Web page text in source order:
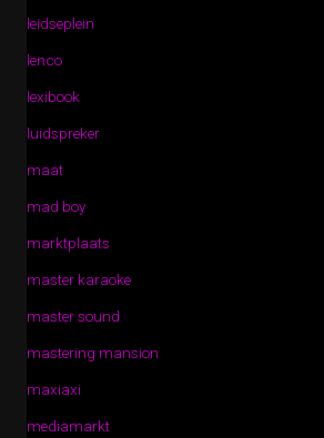
leidseplein
lenco
lexibook
luidspreker
maat
mad boy
marktplaats
master karaoke
master sound
mastering mansion
maxiaxi
mediamarkt